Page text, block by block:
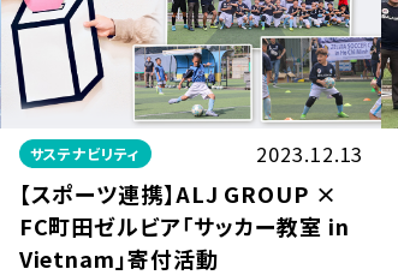
サステナビリティ 2023.12.13
【スポーツ連携】ALJ GROUP ×
FC町田ゼルビア「サッカー教室 in
Vietnam」寄付活動